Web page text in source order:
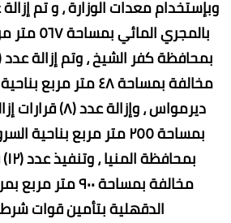
بالمجري
مخالفة بمساحة ٤٨ متر
ديرمواس ، وإزالة
بمساحة ٢٥٥ متر مربع
مخالفة بمساحة ٩٠٠
الدقهلية بتأمين قوات